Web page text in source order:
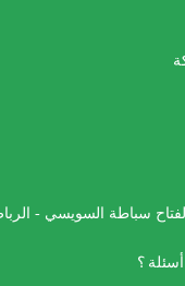
الفتاح سباطة السويسي -
؟